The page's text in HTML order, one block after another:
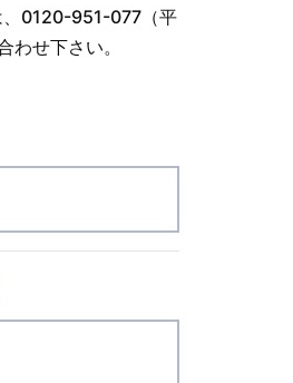
0120-951-077（平
せ下さい。